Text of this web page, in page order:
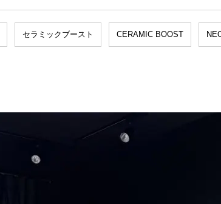
セラミックブースト CERAMIC BOOST